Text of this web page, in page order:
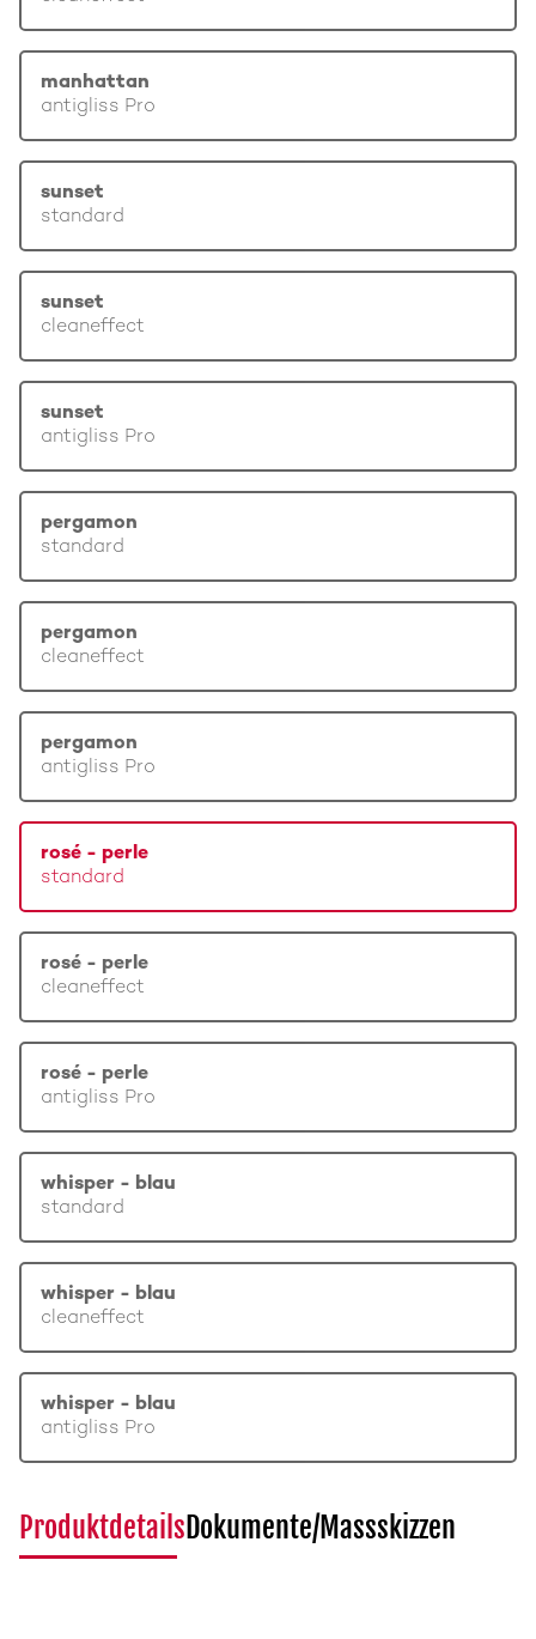
manhattan
antigliss Pro
sunset
standard
sunset
cleaneffect
sunset
antigliss Pro
pergamon
standard
pergamon
cleaneffect
pergamon
antigliss Pro
rosé - perle
standard
rosé - perle
cleaneffect
rosé - perle
antigliss Pro
whisper - blau
standard
whisper - blau
cleaneffect
whisper - blau
antigliss Pro
ProduktdetailsDokumente/Massskizzen